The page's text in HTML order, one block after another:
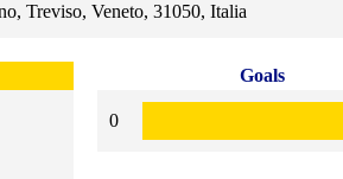
Treviso, Veneto, 31050, Italia
Goals
0